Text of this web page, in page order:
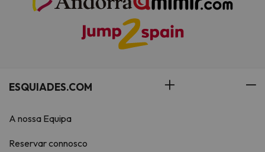
ESQUIADES.COM
A nossa Equipa
Reservar connosco